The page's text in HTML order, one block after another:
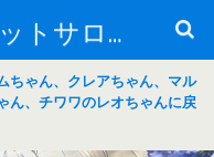
ペットホテル ペットサロン トリミングサロン 東京 ヌーノクラブのブログ
ちゃん、クレアちゃん、マル
ん、チワワのレオちゃんに戻